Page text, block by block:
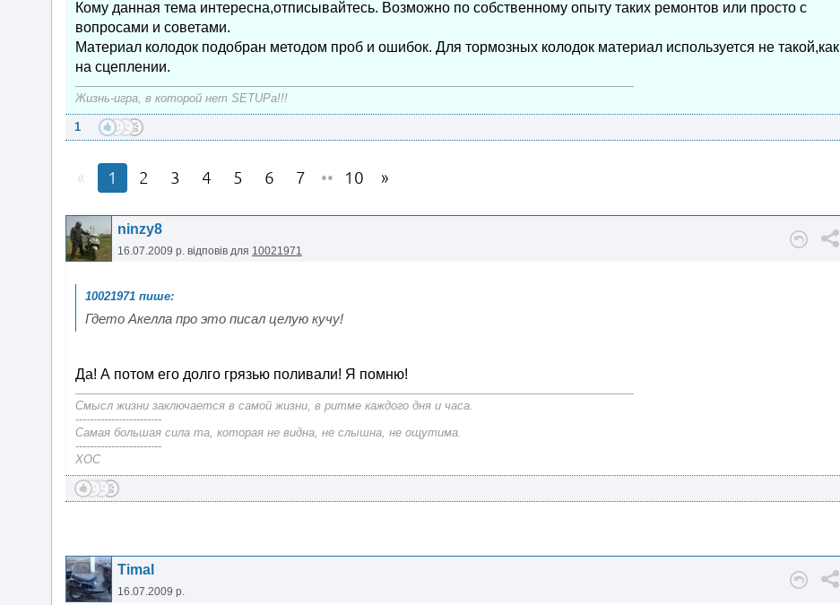
Кому данная тема интересна,отписывайтесь. Возможно по собственному опыту таких ремонтов или просто с
вопросами и советами.
Материал колодок подобран методом проб и ошибок. Для тормозных колодок материал используется не такой,как
на сцеплении.
Жизнь-игра, в которой нет SETUPa!!!
1
1 2 3 4 5 6 7 •• 10
ninzy8
16.07.2009 р. відповів для 10021971
Гдето Акелла про это писал целую кучу!
Да! А потом его долго грязью поливали! Я помню!
Смысл жизни заключается в самой жизни, в ритме каждого дня и часа.
------------------------
Самая большая сила та, которая не видна, не слышна, не ощутима.
------------------------
ХОС
Timal
16.07.2009 р.